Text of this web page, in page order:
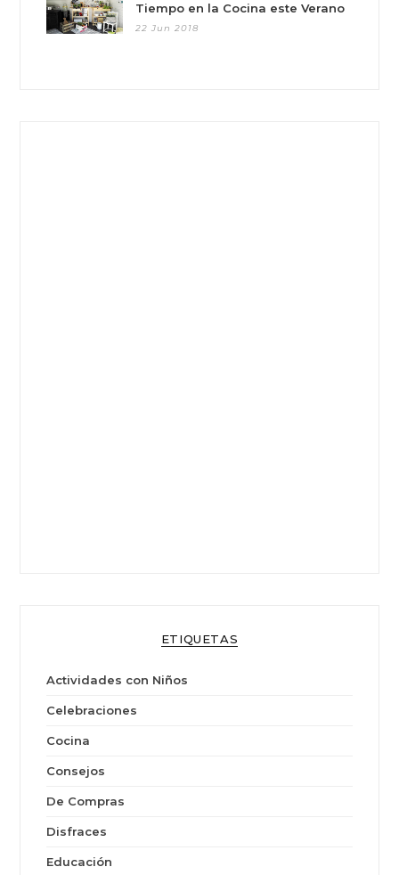
Tiempo en la Cocina este Verano
22 Jun 2018
ETIQUETAS
Actividades con Niños
Celebraciones
Cocina
Consejos
De Compras
Disfraces
Educación